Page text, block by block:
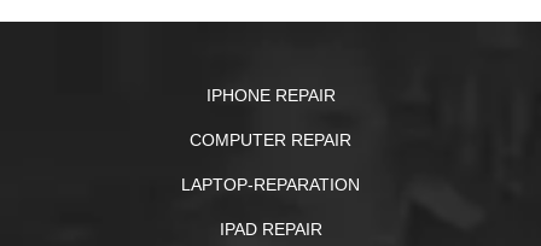
IPHONE REPAIR
COMPUTER REPAIR
LAPTOP-REPARATION
IPAD REPAIR